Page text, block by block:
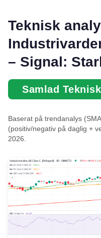
Teknisk
– Signal:
Samlad
Baserat på trendanalys
(positiv/negativ på daglig +
2026.